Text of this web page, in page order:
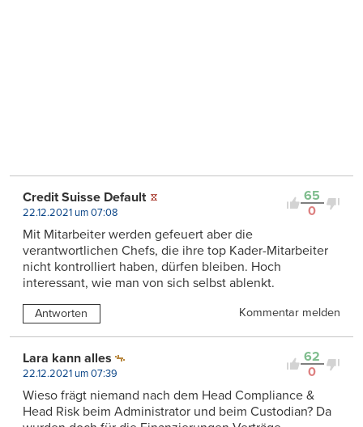
65
0
Credit Suisse Default
22.12.2021 um 07:08
Mit Mitarbeiter werden gefeuert aber die
verantwortlichen Chefs, die ihre top Kader-Mitarbeiter
nicht kontrolliert haben, dürfen bleiben. Hoch
interessant, wie man von sich selbst ablenkt.
Antworten Kommentar melden
62
0
Lara kann alles
22.12.2021 um 07:39
Wieso frägt niemand nach dem Head Compliance &
Head Risk beim Administrator und beim Custodian? Da